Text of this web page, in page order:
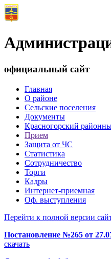
официальный сайт
Главная
О районе
Сельские поселения
Документы
Красногорский
Прием
Защита от ЧС
Статистика
Сотрудничество
Торги
Кадры
Интернет-приемная
Оф. выступления
Перейти к полной версии
Постановление №265 от
скачать